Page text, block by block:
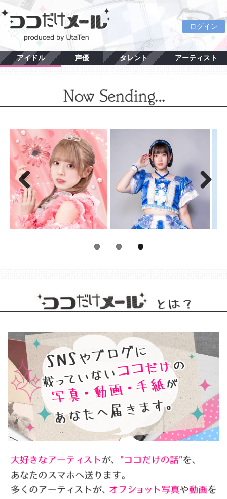
ログイン
アイドル 声優 タレント アーティスト